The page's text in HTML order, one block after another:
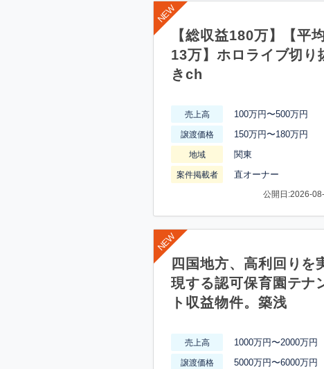
【総収益180万】【平均
13万】ホロライブ切り
きch
売上高 100万円〜500万円
譲渡価格 150万円〜180万円
地域 関東
案件掲載者 直オーナー
公開日:2026-
四国地方、高利回りを
現する認可保育園テナ
ト収益物件。築浅
売上高 1000万円〜2000万円
譲渡価格 5000万円〜6000万円